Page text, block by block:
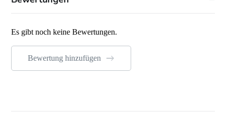
Es gibt noch keine Bewertungen.
Bewertung hinzufügen